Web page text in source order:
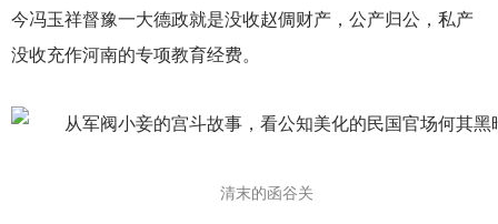
今冯玉祥督豫一大德政就是没收赵倜财产，公产归公，私产
没收充作河南的专项教育经费。
清末的函谷关